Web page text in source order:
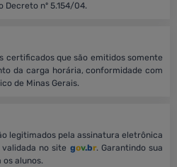
Decreto nº 5.154/04.
certificados que são emitidos somente
da carga horária, conformidade com
de Minas Gerais.
legitimados pela assinatura eletrônica
no site gov.br. Garantindo sua
alunos.